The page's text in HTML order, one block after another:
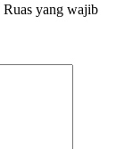
Ruas yang wajib